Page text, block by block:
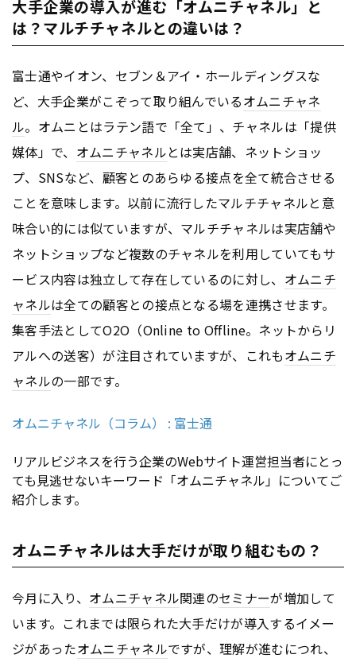
大手企業の導入が進む「オムニチャネル」と
は？マルチチャネルとの違いは？
富士通やイオン、セブン＆アイ・ホールディングスな
ど、大手企業がこぞって取り組んでいるオムニチャネ
ル。オムニとはラテン語で「全て」、チャネルは「提供
媒体」で、 オムニチャネルとは実店舗、ネットショッ
プ、SNSなど、顧客とのあらゆる接点を全て統合させる
ことを意味します。以前に流行したマルチチャネルと意
味合い的には似ていますが、マルチチャネルは実店舗や
ネットショップなど複数のチャネルを利用していてもサ
ービス内容は独立して存在しているのに対し、 オムニチ
ャネルは全ての顧客との接点となる場を連携させます。
集客手法としてO2O（Online to Offline。ネットからリ
アルへの送客）が注目されていますが、これもオムニチ
ャネルの一部です。
オムニチャネル（コラム） : 富士通
リアルビジネスを行う企業のWebサイト運営担当者にとっ
ても見逃せないキーワード「オムニチャネル」についてご
紹介します。
オムニチャネルは大手だけが取り組むもの？
今月に入り、 オムニチャネル関連のセミナーが増加して
います。これまでは限られた大手だけが導入するイメー
ジがあったオムニチャネルですが、理解が進むにつれ、